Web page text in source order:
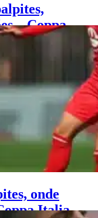
– Coppa
onde
Italia